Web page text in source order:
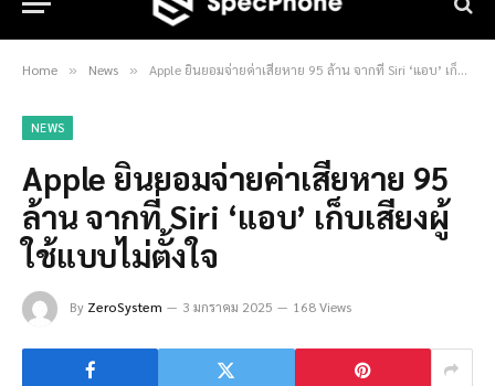
Home » News » Apple ยินยอมจ่ายค่าเสียหาย 95 ล้าน จากที่ Siri ‘แอบ’ เก็บเสียงผู้ใช้แบบไม่ตั้งใจ
NEWS
Apple ยินยอมจ่ายค่าเสียหาย 95
ล้าน จากที่ Siri ‘แอบ’ เก็บเสียงผู้
ใช้แบบไม่ตั้งใจ
By ZeroSystem 3 มกราคม 2025 168 Views